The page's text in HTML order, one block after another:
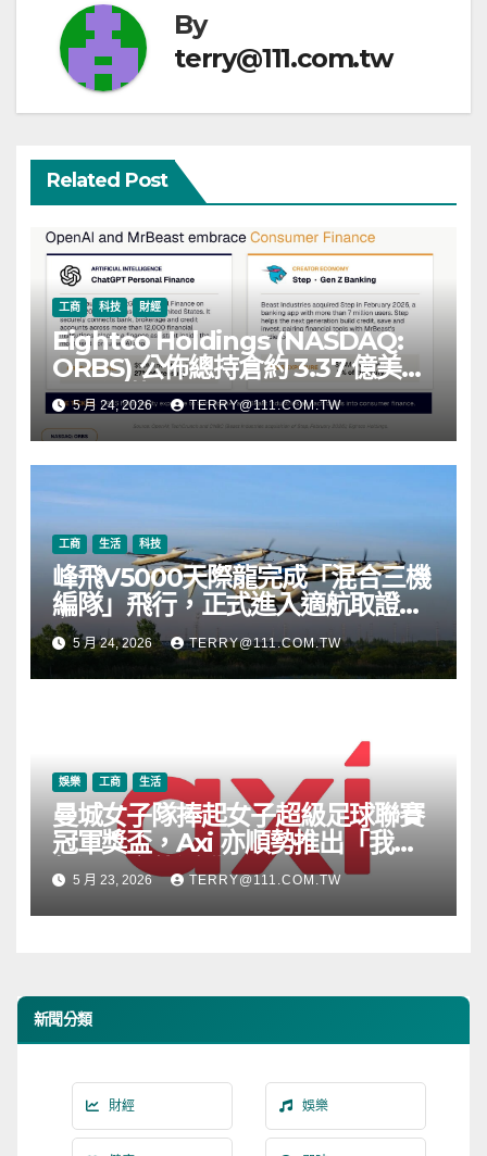
By
terry@111.com.tw
Related Post
工商 科技 財經
Eightco Holdings (NASDAQ:
ORBS) 公佈總持倉約 3.37 億美
元，涵蓋 OpenAI、Beast
Industries、超過 11,000 枚以太
幣 (ETH) 及逾 2.83 億枚 WLD 代
5 月 24, 2026 TERRY@111.COM.TW
工商 生活 科技
峰飛V5000天際龍完成「混合三機
編隊」飛行，正式進入適航取證階
段5 月 24, 2026 TERRY@111.COM.TW
娛樂 工商 生活
曼城女子隊捧起女子超級足球聯賽
冠軍獎盃，Axi 亦順勢推出「我的
根源」宣傳活動
5 月 23, 2026 TERRY@111.COM.TW
新聞分類
財經 娛樂